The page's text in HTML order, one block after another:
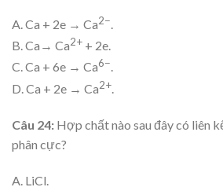
A. Ca + 2e → Ca2−.
B. Ca→ Ca2+ + 2e.
C. Ca + 6e → Ca6−.
D. Ca + 2e → Ca2+.
Câu 24: Hợp chất nào sau đây có liên
phân cực?
A. LiCl.